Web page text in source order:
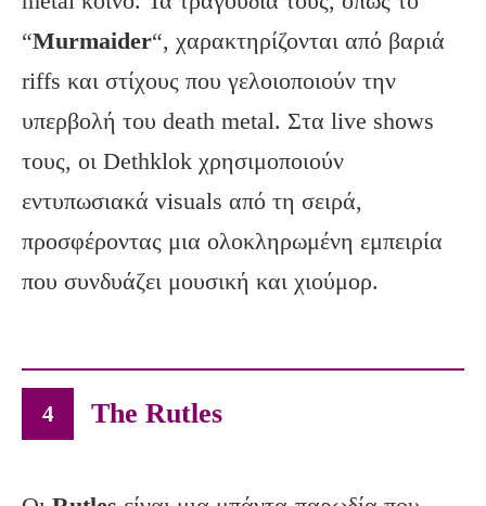
“Murmaider“, χαρακτηρίζονται από βαριά
riffs και στίχους που γελοιοποιούν την
υπερβολή του death metal. Στα live shows
τους, οι Dethklok χρησιμοποιούν
εντυπωσιακά visuals από τη σειρά,
προσφέροντας μια ολοκληρωμένη εμπειρία
που συνδυάζει μουσική και χιούμορ.
4 The Rutles